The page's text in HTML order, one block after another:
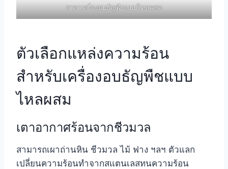
ราคาเครื่องอบธัญพืชแบบไหลผสม
ตัวเลือกแหล่งความร้อน
สำหรับเครื่องอบธัญพืชแบบ
ไหลผสม
เตาอากาศร้อนจากชีวมวล
สามารถเผาถ่านหิน ชีวมวล ไม้ ฟาง ฯลฯ ตัวแลก
เปลี่ยนความร้อนทำจากสแตนเลสทนความร้อน